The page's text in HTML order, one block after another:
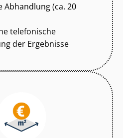
Abhandlung (ca. 20
telefonische
der Ergebnisse